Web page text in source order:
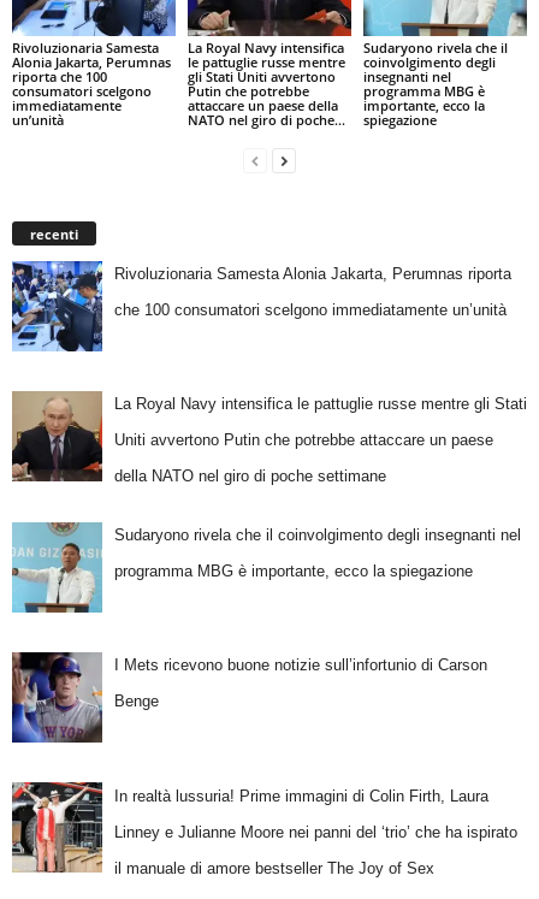
Rivoluzionaria Samesta
Alonia Jakarta, Perumnas
riporta che 100
consumatori scelgono
immediatamente
un’unità
La Royal Navy intensifica
le pattuglie russe mentre
gli Stati Uniti avvertono
Putin che potrebbe
attaccare un paese della
NATO nel giro di poche...
Sudaryono rivela che il
coinvolgimento degli
insegnanti nel
programma MBG è
importante, ecco la
spiegazione
recenti
Rivoluzionaria Samesta Alonia Jakarta, Perumnas riporta
che 100 consumatori scelgono immediatamente un’unità
La Royal Navy intensifica le pattuglie russe mentre gli Stati
Uniti avvertono Putin che potrebbe attaccare un paese
della NATO nel giro di poche settimane
Sudaryono rivela che il coinvolgimento degli insegnanti nel
programma MBG è importante, ecco la spiegazione
I Mets ricevono buone notizie sull’infortunio di Carson
Benge
In realtà lussuria! Prime immagini di Colin Firth, Laura
Linney e Julianne Moore nei panni del ‘trio’ che ha ispirato
il manuale di amore bestseller The Joy of Sex